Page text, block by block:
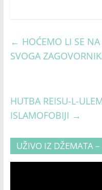
← HOĆEMO LI SE
SVOGA
HUTBA REISU-L-
ISLAMOFOBIJI →
UŽIVO IZ DŽEMATA